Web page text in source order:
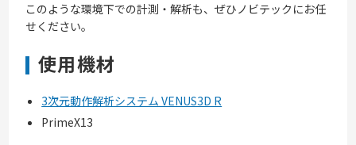
このような環境下での計測・解析も、ぜひノビテックにお任
せください。
使用機材
3次元動作解析システム VENUS3D R
PrimeX13